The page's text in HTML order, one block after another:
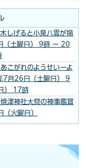
しげると小泉八雲が描
土曜日） 9時 ～ 20
こがれのようせいーよ
7月26日（土曜日） 9
） 17時
津神社大祭の神事鑑賞
火曜日）